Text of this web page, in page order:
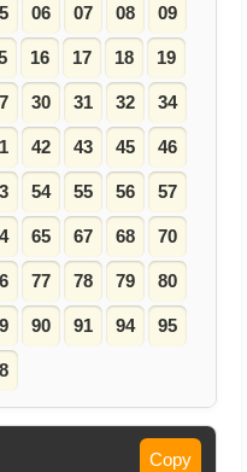
06 07 08 09
16 17 18 19
30 31 32 34
42 43 45 46
54 55 56 57
65 67 68 70
77 78 79 80
90 91 94 95
Copy